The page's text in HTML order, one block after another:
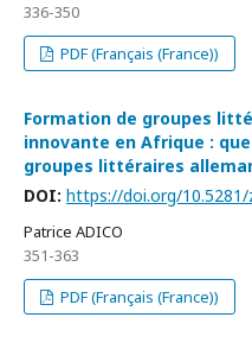
336-350
PDF (Français (France))
Formation de groupes
innovante en Afrique :
groupes littéraires
DOI: https://doi.org/10.5281/
Patrice ADICO
351-363
PDF (Français (France))